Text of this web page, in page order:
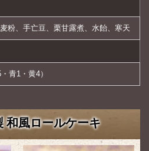
粉、手亡豆、栗甘露煮、水飴、寒天
青1・黄4）
和風ロールケーキ